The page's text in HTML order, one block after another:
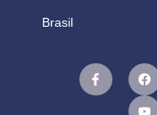
Brasil